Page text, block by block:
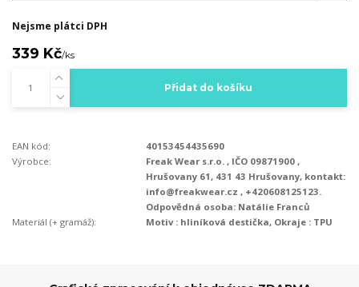
Nejsme plátci DPH
339 Kč/ks
Přidat do košíku
EAN kód:
40153454435690
Výrobce:
Freak Wear s.r.o. , IČO 09871900 ,
Hrušovany 61, 431 43 Hrušovany, kontakt:
info@freakwear.cz , +420608125123.
Odpovědná osoba: Natálie Franců
Materiál (+ gramáž):
Motiv : hliníková destička, Okraje : TPU